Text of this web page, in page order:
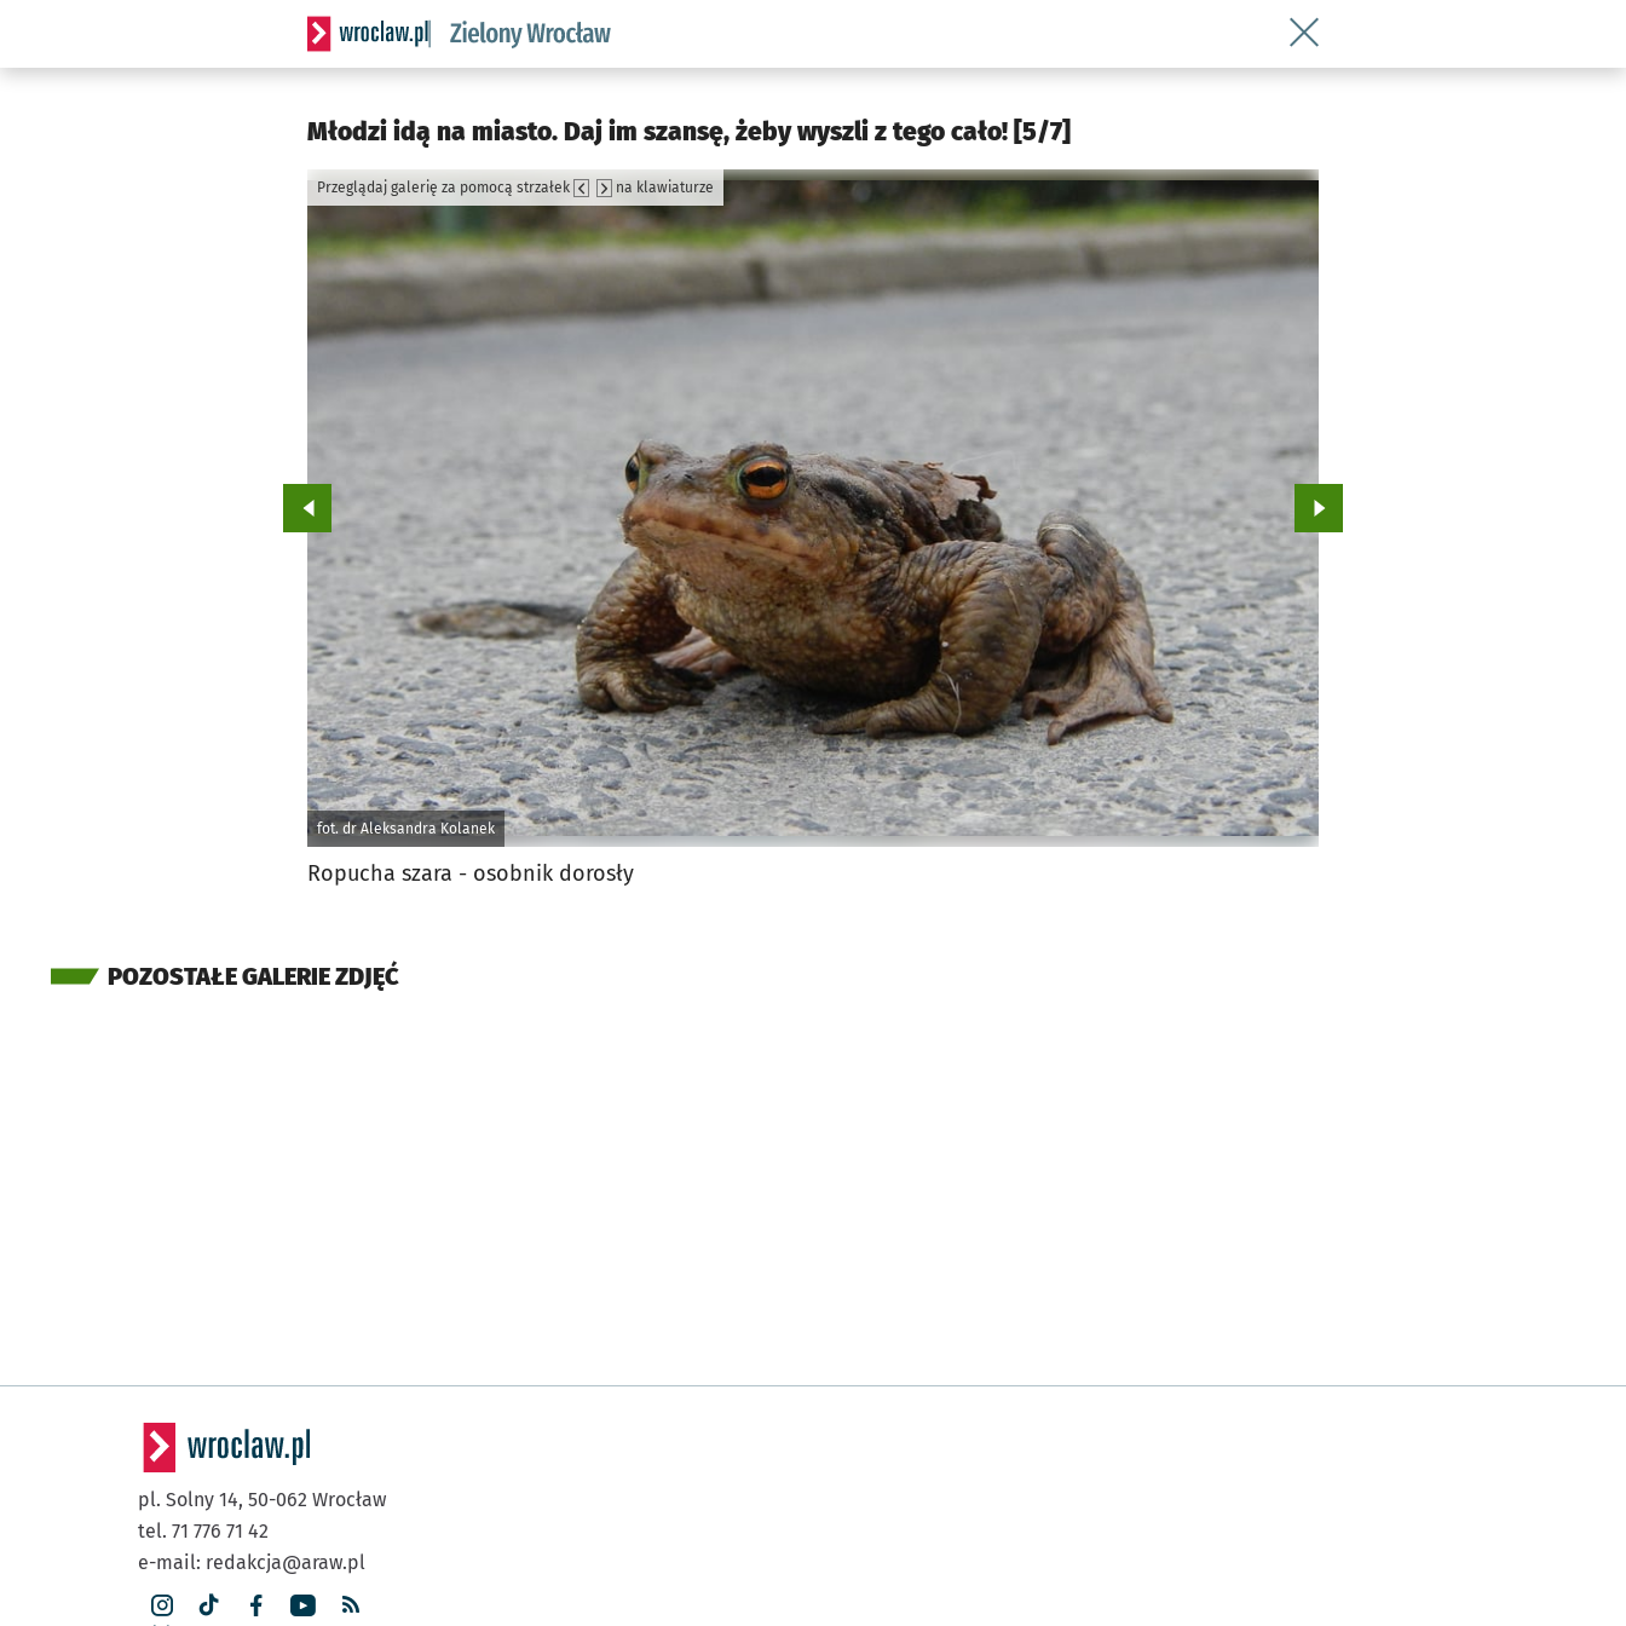
Serwis informacyjny wroclaw.pl podserwis: Środowisko we Wrocławiu
Wróć do artykułu Młodzi idą na
Młodzi idą na miasto. Daj im szansę, żeby wyszli z tego cało! [5/7]
fot. dr Aleksandra Kolanek
Przeglądaj galerię za pomocą strzałek na klawiaturze
Przejdź do poprzedniego zdjęcia. Przejdź do kolejnego zdjęcia.
Ropucha szara - osobnik dorosły
POZOSTAŁE GALERIE ZDJĘĆ
pl. Solny 14, 50-062 Wrocław
tel. 71 776 71 42
e-mail: redakcja@araw.pl